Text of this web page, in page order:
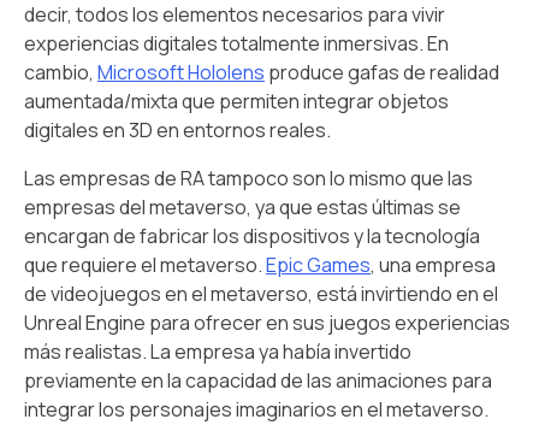
decir, todos los elementos necesarios para vivir
experiencias digitales totalmente inmersivas. En
cambio, Microsoft Hololens produce gafas de realidad
aumentada/mixta que permiten integrar objetos
digitales en 3D en entornos reales.
Las empresas de RA tampoco son lo mismo que las
empresas del metaverso, ya que estas últimas se
encargan de fabricar los dispositivos y la tecnología
que requiere el metaverso.Epic Games, una empresa
de videojuegos en el metaverso, está invirtiendo en el
Unreal Engine para ofrecer en sus juegos experiencias
más realistas. La empresa ya había invertido
previamente en la capacidad de las animaciones para
integrar los personajes imaginarios en el metaverso.